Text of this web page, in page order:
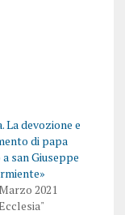
La devozione e
di papa
san Giuseppe
2021